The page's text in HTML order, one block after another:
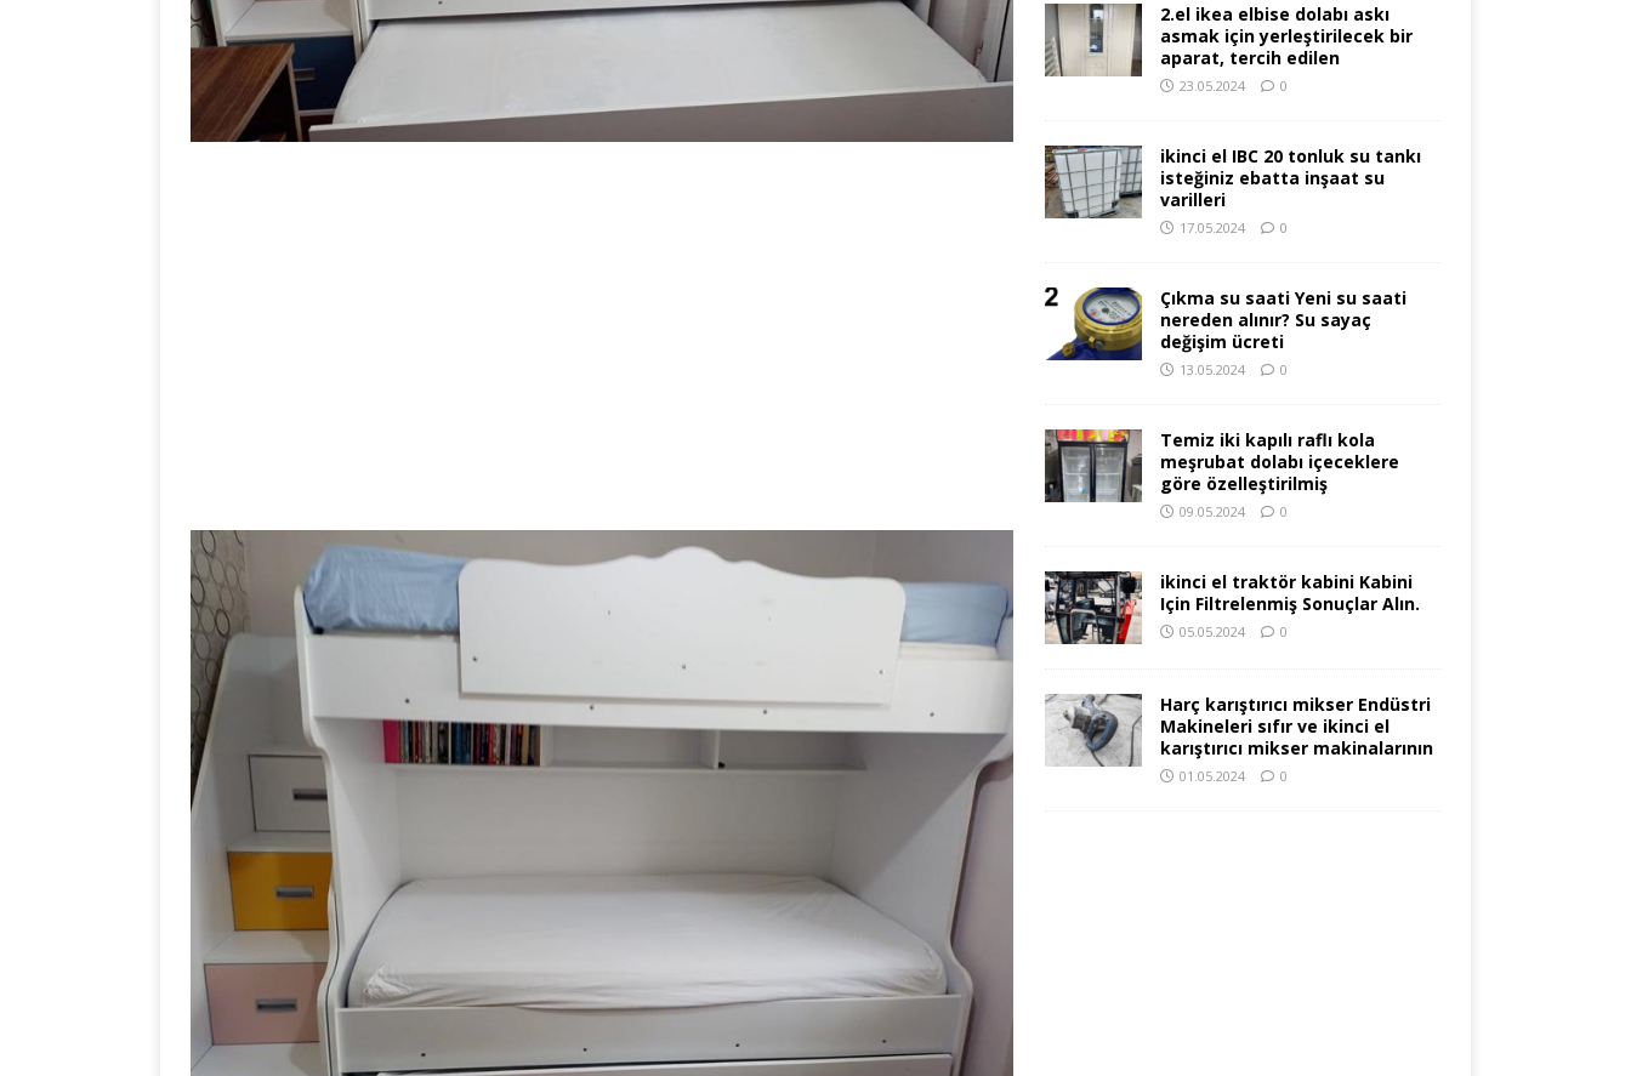
2.el ikea elbise dolabı askı
asmak için yerleştirilecek bir
aparat, tercih edilen
23.05.2024 0
ikinci el IBC 20 tonluk su tankı
isteğiniz ebatta inşaat su
varilleri
17.05.2024 0
Çıkma su saati Yeni su saati
nereden alınır? Su sayaç
değişim ücreti
13.05.2024 0
Temiz iki kapılı raflı kola
meşrubat dolabı içeceklere
göre özelleştirilmiş
09.05.2024 0
ikinci el traktör kabini Kabini
Için Filtrelenmiş Sonuçlar Alın.
05.05.2024 0
Harç karıştırıcı mikser Endüstri
Makineleri sıfır ve ikinci el
karıştırıcı mikser makinalarının
01.05.2024 0